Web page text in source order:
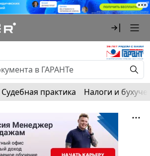
Судебная практика Налоги и